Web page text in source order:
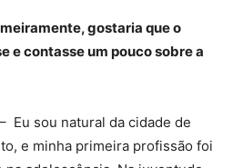
gostaria que o
e contasse um pouco sobre a
Eu sou natural da cidade de
e minha primeira profissão foi